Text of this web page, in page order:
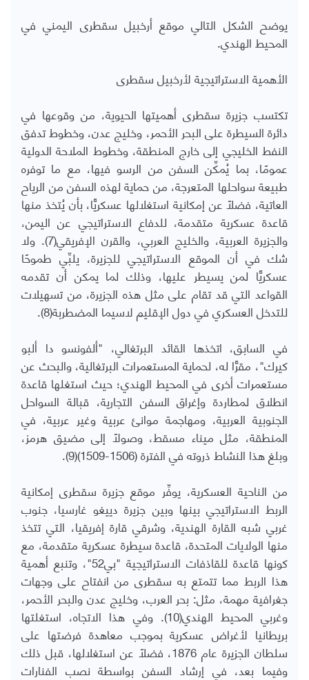
يوضح الشكل التالي موقع أرخبيل سقطرى اليمني في
المحيط الهندي.
الأهمية الاستراتيجية لأرخبيل سقطرى
تكتسب جزيرة سقطرى أهميتها الحيوية، من وقوعها في
دائرة السيطرة على البحر الأحمر، وخليج عدن، وخطوط تدفق
النفط الخليجي إلى خارج المنطقة، وخطوط الملاحة الدولية
عمومًا، بما يُمكِّن السفن من الرسو فيها، مع ما توفره
طبيعة سواحلها المتعرجة، من حماية لهذه السفن من الرياح
العاتية، فضلًا عن إمكانية استغلالها عسكريًّا، بأن يُتخذ منها
قاعدة عسكرية متقدمة، للدفاع الاستراتيجي عن اليمن،
والجزيرة العربية، والخليج العربي، والقرن الإفريقي(7). ولا
شك في أن الموقع الاستراتيجي للجزيرة، يلبِّي طموحًا
عسكريًّا لمن يسيطر عليها، وذلك لما يمكن أن تقدمه
القواعد التي قد تقام على مثل هذه الجزيرة، من تسهيلات
للتدخل العسكري في دول الإقليم لاسيما المضطربة(8).
في السابق، اتخذها القائد البرتغالي، "ألفونسو دا ألبو
كيرك"، مقرًّا له، لحماية المستعمرات البرتغالية، والبحث عن
مستعمرات أخرى في المحيط الهندي؛ حيث استغلها قاعدة
انطلاق لمطاردة وإغراق السفن التجارية، قبالة السواحل
الجنوبية العربية، ومهاجمة موانئ عربية وغير عربية، في
المنطقة، مثل ميناء مسقط، وصولًا إلى مضيق هرمز،
وبلغ هذا النشاط ذروته في الفترة (1506-1509)(9).
من الناحية العسكرية، يوفِّر موقع جزيرة سقطرى إمكانية
الربط الاستراتيجي بينها وبين جزيرة دييغو غارسيا، جنوب
غربي شبه القارة الهندية، وشرقي قارة إفريقيا، التي تتخذ
منها الولايات المتحدة، قاعدة سيطرة عسكرية متقدمة، مع
كونها قاعدة للقاذفات الاستراتيجية "بي52"، وتنبع أهمية
هذا الربط مما تتمتع به سقطرى من انفتاح على وجهات
جغرافية مهمة، مثل: بحر العرب، وخليج عدن والبحر الأحمر،
وغربي المحيط الهندي(10). وفي هذا الاتجاه، استغلتها
بريطانيا لأغراض عسكرية بموجب معاهدة فرضتها على
سلطان الجزيرة عام 1876، فضلًا عن استغلالها، قبل ذلك
وفيما بعد، في إرشاد السفن بواسطة نصب الفنارات